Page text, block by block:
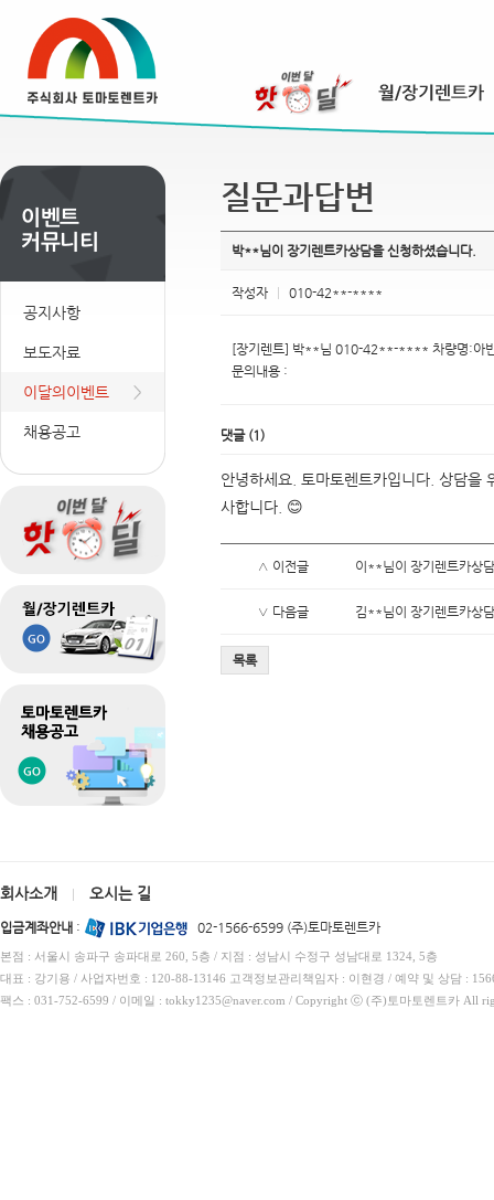
공지사항
보도자료
이달의이벤트
채용공고
질문과답변
박**님이 장기렌트카상담을 신청하셨습니다.
작성자 010-42**-****
[장기렌트] 박**님 010-42**-**** 차량명:아
문의내용 :
댓글 (1)
안녕하세요. 토마토렌트카입니다. 상담을
사합니다. 😊
∧ 이전글 이**님이 장기렌트카상
∨ 다음글 김**님이 장기렌트카상
목록
회사소개 오시는 길
입금계좌안내 : 02-1566-6599 (주)토마토렌트카
본점 : 서울시 송파구 송파대로 260, 5층 / 지점 : 성남시 수정구 성남대로 1324, 5층
대표 : 강기용 / 사업자번호 : 120-88-13146 고객정보관리책임자 : 이현경 / 예약 및 상담 :
팩스 : 031-752-6599 / 이메일 : tokky1235@naver.com / Copyright ⓒ (주)토마토렌트카 All